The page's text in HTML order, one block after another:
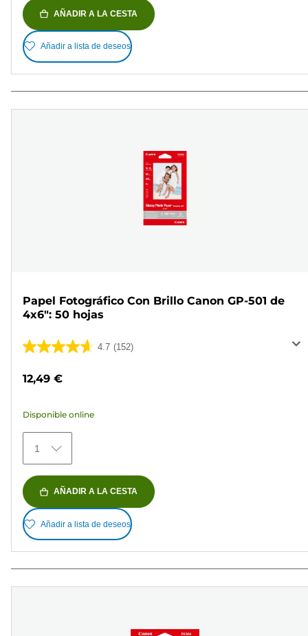
AÑADIR A LA CESTA
Añadir a lista de deseos
Papel Fotográfico Con Brillo Canon GP-501 de
4x6": 50 hojas
4.7 (152)
4.7
152
reseñas
12,49 €
Disponible online
1
AÑADIR A LA CESTA
Añadir a lista de deseos